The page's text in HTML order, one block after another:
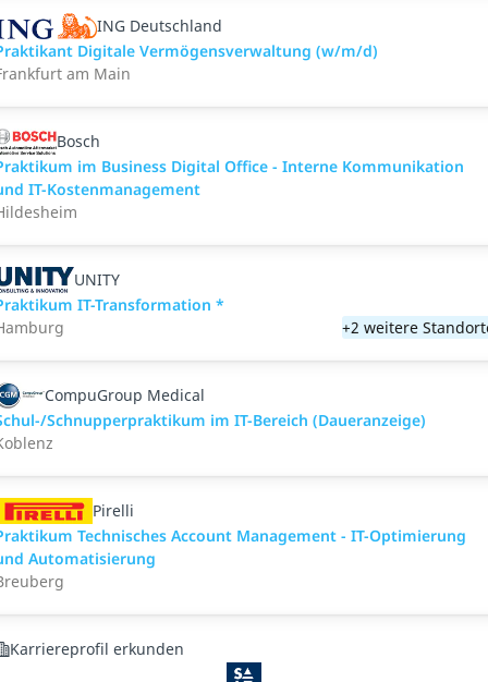
ING Deutschland
Digitale Vermögensverwaltung (w/m/d)
am Main
Bosch
im Business Digital Office - Interne Kommunikation
IT-Kostenmanagement
UNITY
IT-Transformation *
+2 weitere
CompuGroup Medical
Schnupperpraktikum im IT-Bereich (Daueranzeige)
Pirelli
Technisches Account Management - IT-Optimierung
Automatisierung
Karriereprofil erkunden